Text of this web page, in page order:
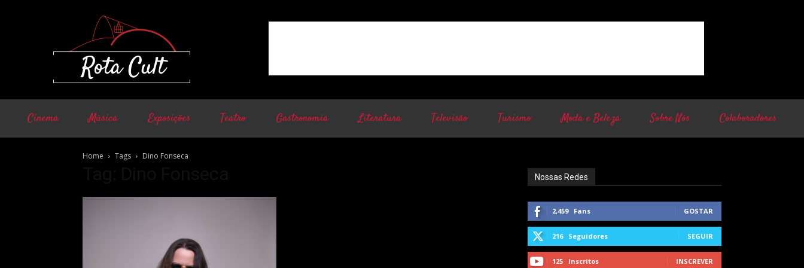
Cinema Música Exposições Teatro Gastronomia Literatura Televisão Turismo Moda e Beleza Sobre Nós Colaboradores
Home Tags Dino Fonseca
Nossas Redes
2,459 Fans GOSTAR
216 Seguidores SEGUIR
125 Inscritos INSCREVER